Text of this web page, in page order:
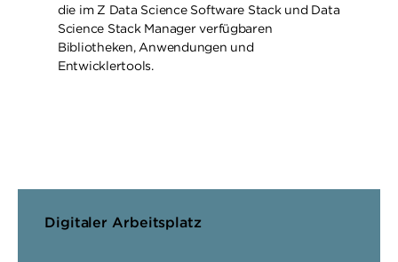
die im Z Data Science Software Stack und Data
Science Stack Manager verfügbaren
Bibliotheken, Anwendungen und
Entwicklertools.
Digitaler Arbeitsplatz